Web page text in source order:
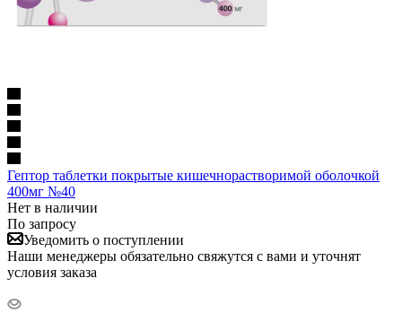
Гептор таблетки покрытые кишечнорастворимой оболочкой
400мг №40
Нет в наличии
По запросу
Уведомить о поступлении
Наши менеджеры обязательно свяжутся с вами и уточнят
условия заказа